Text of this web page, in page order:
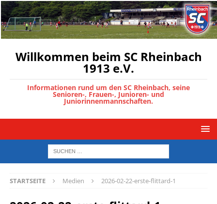
Willkommen beim SC Rheinbach
1913 e.V.
Informationen rund um den SC Rheinbach, seine
Senioren-, Frauen-, Junioren- und
Juniorinnenmannschaften.
STARTSEITE Medien 2026-02-22-erste-flittard-1